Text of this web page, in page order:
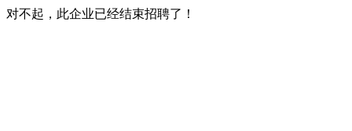
对不起，此企业已经结束招聘了！